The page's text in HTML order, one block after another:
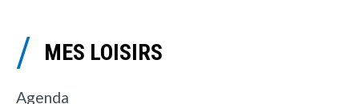
MES LOISIRS
Agenda